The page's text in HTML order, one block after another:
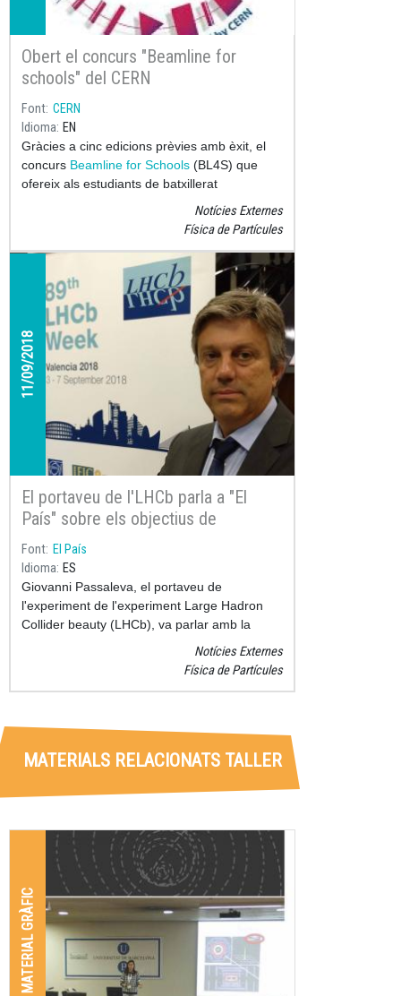
Obert el concurs "Beamline for
schools" del CERN
Font CERN
Idioma EN
Gràcies a cinc edicions prèvies amb èxit, el
concurs Beamline for Schools (BL4S) que
ofereix als estudiants de batxillerat
l'oportunitat de realitzar un experiment real en
un laboratori d'investigació real s'ha convertit
ara ha motivat a gairebé 10,000 estudiants a
aprendre sobre física de partícules.
Notícies Externes
Física de Partícules
11/09/2018
El portaveu de l'LHCb parla a "El
País" sobre els objectius de
l'experiment
Font El País
Idioma ES
Giovanni Passaleva, el portaveu de
l'experiment de l'experiment Large Hadron
Collider beauty (LHCb), va parlar amb la
revista El País sobre la rellevància, les últimes
troballes i els objectius d'aquesta investigació
Notícies Externes
Física de Partícules
MATERIALS RELACIONATS TALLER
MATERIAL GRÀFIC